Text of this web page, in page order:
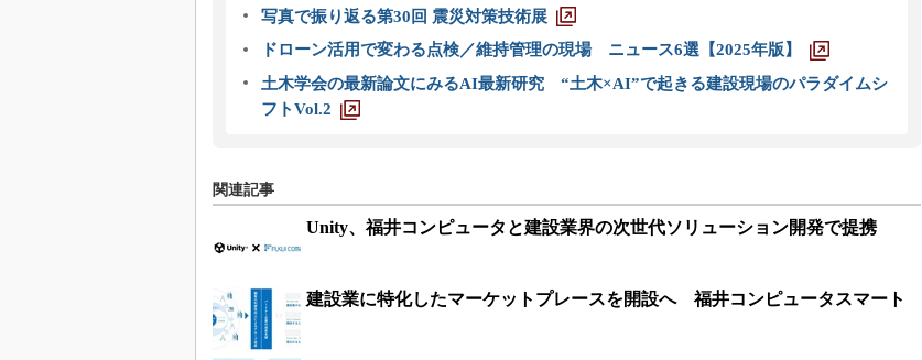
写真で振り返る第30回 震災対策技術展
ドローン活用で変わる点検／維持管理の現場 ニュース6選【2025年版】
土木学会の最新論文にみるAI最新研究 “土木×AI”で起きる建設現場のパラダイムシ
フトVol.2
関連記事
Unity、福井コンピュータと建設業界の次世代ソリューション開発で提携
建設業に特化したマーケットプレースを開設へ 福井コンピュータスマート